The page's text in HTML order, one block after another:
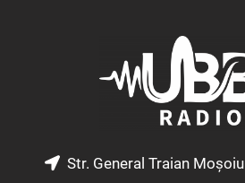
m
o
k
Str. General Traian